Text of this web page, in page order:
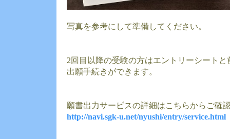
写真を参考にして準備してください。
2回目以降の受験の方はエントリーシート
出願手続きができます。
願書出力サービスの詳細はこちらからご確
http://navi.sgk-u.net/nyushi/entry/service.html